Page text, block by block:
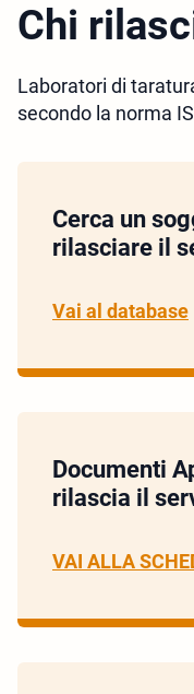
Chi
Laboratori di
secondo la norma
Cerca un
rilasciare il
Vai al database
Documenti
rilascia il
VAI ALLA